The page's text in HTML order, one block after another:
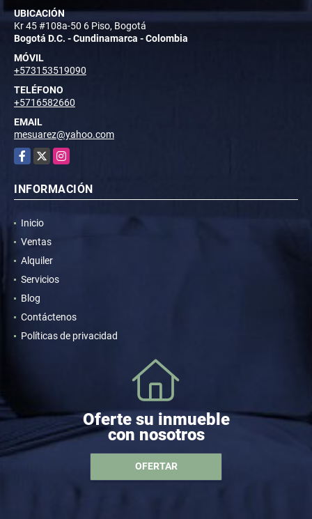
UBICACIÓN
Kr 45 #108a-50 6 Piso, Bogotá
Bogotá D.C. - Cundinamarca - Colombia
MÓVIL
+573153519090
TELÉFONO
+5716582660
EMAIL
mesuarez@yahoo.com
Facebook
X Instagram
INFORMACIÓN
Inicio
Ventas
Alquiler
Servicios
Blog
Contáctenos
Políticas de privacidad
Oferte su inmueble
con nosotros
OFERTAR